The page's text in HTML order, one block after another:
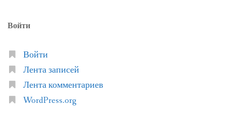
Войти
Войти
Лента записей
Лента комментариев
WordPress.org